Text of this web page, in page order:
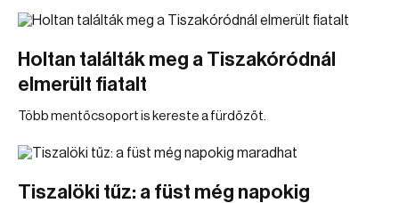
Holtan találták meg a Tiszakóródnál
elmerült fiatalt
Több mentőcsoport is kereste a fürdőzőt.
Tiszalöki tűz: a füst még napokig